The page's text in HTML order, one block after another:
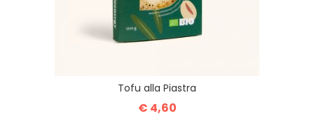
Tofu alla Piastra
€ 4,60